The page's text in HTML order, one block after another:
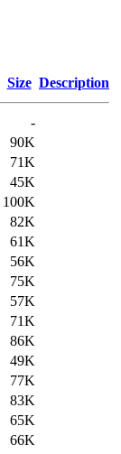
Size Description
-
90K
71K
45K
100K
82K
61K
56K
75K
57K
71K
86K
49K
77K
83K
65K
66K